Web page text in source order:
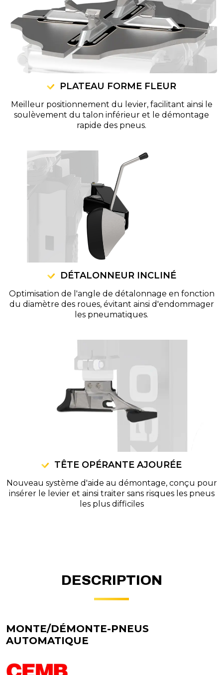
PLATEAU FORME FLEUR
Meilleur positionnement du levier, facilitant ainsi le
soulèvement du talon inférieur et le démontage
rapide des pneus.
DÉTALONNEUR INCLINÉ
Optimisation de l'angle de détalonnage en fonction
du diamètre des roues, évitant ainsi d'endommager
les pneumatiques.
TÊTE OPÉRANTE AJOURÉE
Nouveau système d'aide au démontage, conçu pour
insérer le levier et ainsi traiter sans risques les pneus
les plus difficiles
DESCRIPTION
MONTE/DÉMONTE-PNEUS
AUTOMATIQUE